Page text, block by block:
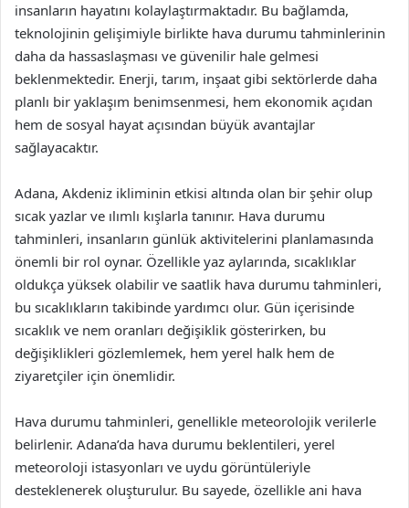
insanların hayatını kolaylaştırmaktadır. Bu bağlamda,
teknolojinin gelişimiyle birlikte hava durumu tahminlerinin
daha da hassaslaşması ve güvenilir hale gelmesi
beklenmektedir. Enerji, tarım, inşaat gibi sektörlerde daha
planlı bir yaklaşım benimsenmesi, hem ekonomik açıdan
hem de sosyal hayat açısından büyük avantajlar
sağlayacaktır.
Adana, Akdeniz ikliminin etkisi altında olan bir şehir olup
sıcak yazlar ve ılımlı kışlarla tanınır. Hava durumu
tahminleri, insanların günlük aktivitelerini planlamasında
önemli bir rol oynar. Özellikle yaz aylarında, sıcaklıklar
oldukça yüksek olabilir ve saatlik hava durumu tahminleri,
bu sıcaklıkların takibinde yardımcı olur. Gün içerisinde
sıcaklık ve nem oranları değişiklik gösterirken, bu
değişiklikleri gözlemlemek, hem yerel halk hem de
ziyaretçiler için önemlidir.
Hava durumu tahminleri, genellikle meteorolojik verilerle
belirlenir. Adana’da hava durumu beklentileri, yerel
meteoroloji istasyonları ve uydu görüntüleriyle
desteklenerek oluşturulur. Bu sayede, özellikle ani hava